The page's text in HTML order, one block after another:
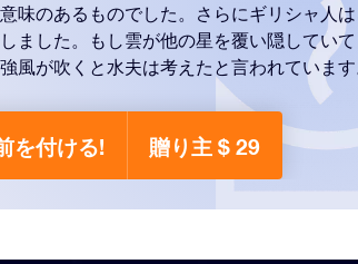
味のあるものでした。さらにギリシャ人は
ました。もし雲が他の星を覆い隠していて
風が吹くと水夫は考えたと言われています
を付ける! 贈り主 $ 29